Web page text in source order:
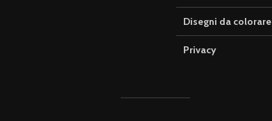
Disegni da colorare
Privacy